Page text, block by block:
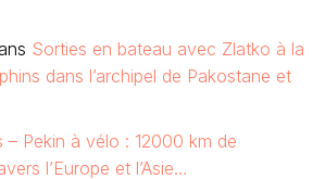
Sorties en bateau avec Zlatko à la
dans l’archipel de Pakostane et
– Pekin à vélo : 12000 km de
l’Europe et l’Asie…